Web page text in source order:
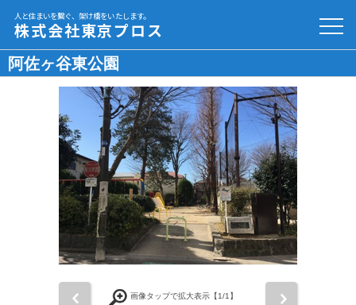
人と住まいを繋ぐ、架け橋をいたします。
株式会社東京プロス
阿佐ヶ谷東公園
画像タップで拡大表示【1/1】